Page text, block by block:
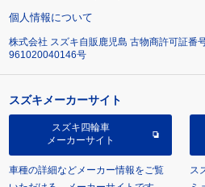
個人情報について
株式会社 スズキ自販鹿児島 古物商許可証番
961020040146号
スズキメーカーサイト
スズキ四輪車
メーカーサイト
車種の詳細などメーカー情報をご覧
ス